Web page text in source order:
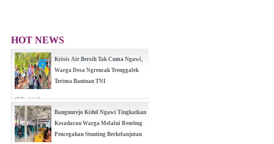
HOT NEWS
Krisis Air Bersih Tak Cuma Ngawi,
Warga Desa Ngrencak Trenggalek
Terima Bantuan TNI
(0 Reply(s))
Bangunrejo Kidul Ngawi Tingkatkan
Kesadaran Warga Melalui Rembug
Pencegahan Stunting Berkelanjutan